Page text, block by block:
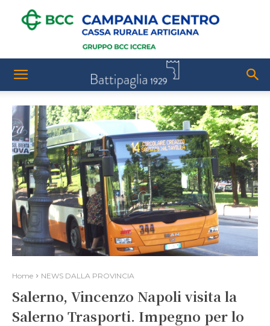
Home NEWS DALLA PROVINCIA
Salerno, Vincenzo Napoli visita la
Salerno Trasporti. Impegno per lo